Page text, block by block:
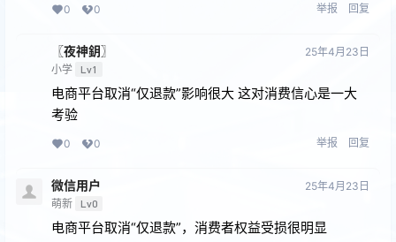
0 0 举报 回复
〖夜神鈅〗
小学 Lv1
25年4月23日
电商平台取消“仅退款”影响很大 这对消费信心是一大
考验
0 0 举报 回复
微信用户
萌新 Lv0
25年4月23日
电商平台取消“仅退款”，消费者权益受损很明显